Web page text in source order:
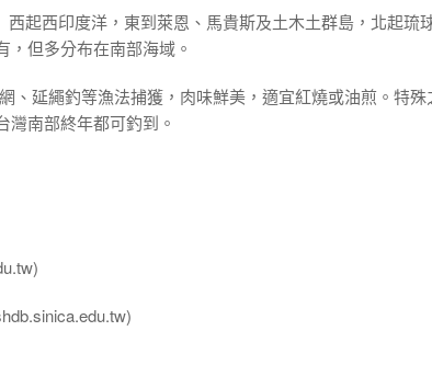
起西印度洋，東到萊恩、馬貴斯及土木土群島，北起琉
，但多分布在南部海域。
、延繩釣等漁法捕獲，肉味鮮美，適宜紅燒或油煎。特殊
灣南部終年都可釣到。